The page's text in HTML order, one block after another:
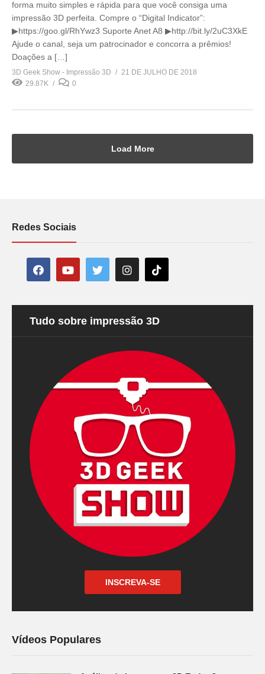
forma muito simples e rápida para que você consiga uma
impressão 3D perfeita. Compre o “Digital Indicator”:
▶https://goo.gl/RhYwz3 Suporte Anet A8 ▶http://bit.ly/2uC3XkE
Ajude o canal, seja um patrocinador e concorra a prêmios!
Doações a […]
3D Geek Show - Impressão 3D
21 DE JULHO DE 2018
29.87K
0
Load More
Redes Sociais
Tudo sobre impressão 3D
INSCREVA-SE
Vídeos Populares